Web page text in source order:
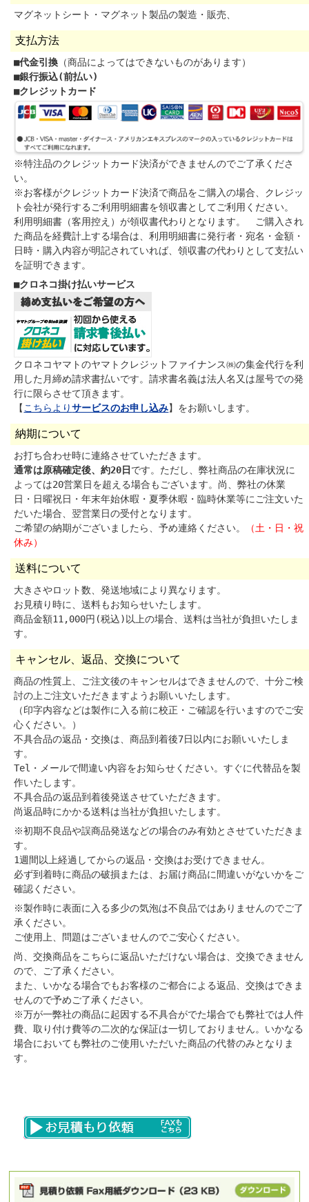
マグネットシート・マグネット製品の製造・販売、
支払方法
■代金引換 （商品によってはできないものがあります）
■銀行振込(前払い)
■クレジットカード
※特注品のクレジットカード決済ができませんのでご了承くださ
い。
※お客様がクレジットカード決済で商品をご購入の場合、クレジッ
ト会社が発行するご利用明細書を領収書としてご利用ください。
利用明細書（客用控え）が領収書代わりとなります。 ご購入され
た商品を経費計上する場合は、利用明細書に発行者・宛名・金額・
日時・購入内容が明記されていれば、領収書の代わりとして支払い
を証明できます。
■クロネコ掛け払いサービス
クロネコヤマトのヤマトクレジットファイナンス㈱の集金代行を利
用した月締め請求書払いです。請求書名義は法人名又は屋号での発
行に限らさせて頂きます。
【 こちらよりサービスのお申し込み】をお願いします。
納期について
お打ち合わせ時に連絡させていただきます。
通常は原稿確定後、約20日 です。ただし、弊社商品の在庫状況に
よっては20営業日を超える場合もございます。尚、弊社の休業
日・日曜祝日・年末年始休暇・夏季休暇・臨時休業等にご注文いた
だいた場合、翌営業日の受付となります。
ご希望の納期がございましたら、予め連絡ください。
（土・日・祝
休み）
送料について
大きさやロット数、発送地域により異なります。
お見積り時に、送料もお知らせいたします。
商品金額11,000円(税込)以上の場合、送料は当社が負担いたしま
す。
キャンセル、返品、交換について
商品の性質上、ご注文後のキャンセルはできませんので、十分ご検
討の上ご注文いただきますようお願いいたします。
（印字内容などは製作に入る前に校正・ご確認を行いますのでご安
心ください。）
不具合品の返品・交換は、商品到着後7日以内にお願いいたしま
す。
Tel・メールで間違い内容をお知らせください。すぐに代替品を製
作いたします。
不具合品の返品到着後発送させていただきます。
尚返品時にかかる送料は当社が負担いたします。
※初期不良品や誤商品発送などの場合のみ有効とさせていただきま
す。
1週間以上経過してからの返品・交換はお受けできません。
必ず到着時に商品の破損または、お届け商品に間違いがないかをご
確認ください。
※製作時に表面に入る多少の気泡は不良品ではありませんのでご了
承ください。
ご使用上、問題はございませんのでご安心ください。
尚、交換商品をこちらに返品いただけない場合は、交換できません
ので、ご了承ください。
また、いかなる場合でもお客様のご都合による返品、交換はできま
せんので予めご了承ください。
※万が一弊社の商品に起因する不具合がでた場合でも弊社では人件
費、取り付け費等の二次的な保証は一切しておりません。いかなる
場合においても弊社のご使用いただいた商品の代替のみとなりま
す。